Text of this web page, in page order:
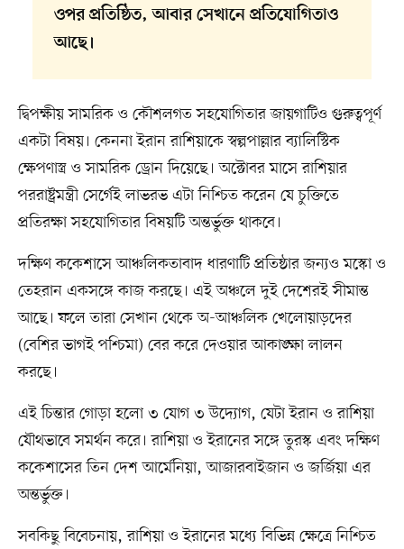
ওপর প্রতিষ্ঠিত, আবার সেখানে প্রতিযোগিতাও
আছে।
দ্বিপক্ষীয় সামরিক ও কৌশলগত সহযোগিতার জায়গাটিও গুরুত্বপূর্ণ
একটা বিষয়। কেননা ইরান রাশিয়াকে স্বল্পপাল্লার ব্যালিস্টিক
ক্ষেপণাস্ত্র ও সামরিক ড্রোন দিয়েছে। অক্টোবর মাসে রাশিয়ার
পররাষ্ট্রমন্ত্রী সের্গেই লাভরভ এটা নিশ্চিত করেন যে চুক্তিতে
প্রতিরক্ষা সহযোগিতার বিষয়টি অন্তর্ভুক্ত থাকবে।
দক্ষিণ ককেশাসে আঞ্চলিকতাবাদ ধারণাটি প্রতিষ্ঠার জন্যও মস্কো ও
তেহরান একসঙ্গে কাজ করছে। এই অঞ্চলে দুই দেশেরই সীমান্ত
আছে। ফলে তারা সেখান থেকে অ-আঞ্চলিক খেলোয়াড়দের
(বেশির ভাগই পশ্চিমা) বের করে দেওয়ার আকাঙ্ক্ষা লালন
করছে।
এই চিন্তার গোড়া হলো ৩ যোগ ৩ উদ্যোগ, যেটা ইরান ও রাশিয়া
যৌথভাবে সমর্থন করে। রাশিয়া ও ইরানের সঙ্গে তুরস্ক এবং দক্ষিণ
ককেশাসের তিন দেশ আর্মেনিয়া, আজারবাইজান ও জর্জিয়া এর
অন্তর্ভুক্ত।
সবকিছু বিবেচনায়, রাশিয়া ও ইরানের মধ্যে বিভিন্ন ক্ষেত্রে নিশ্চিত